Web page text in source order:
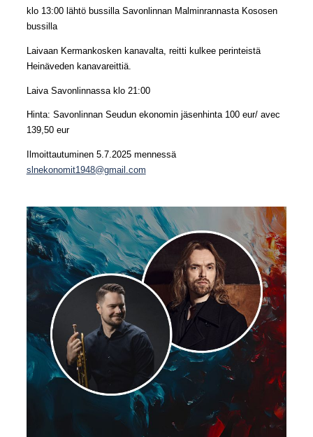
klo 13:00 lähtö bussilla Savonlinnan Malminrannasta Kososen
bussilla
Laivaan Kermankosken kanavalta, reitti kulkee perinteistä
Heinäveden kanavareittiä.
Laiva Savonlinnassa klo 21:00
Hinta: Savonlinnan Seudun ekonomin jäsenhinta 100 eur/ avec
139,50 eur
Ilmoittautuminen 5.7.2025 mennessä
slnekonomit1948@gmail.com